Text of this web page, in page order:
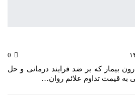
بیمار که بر ضد فرایند درمانی و حل
به قیمت تداوم علائم روان…